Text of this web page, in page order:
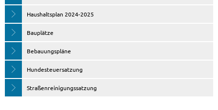
Haushaltsplan 2024-2025
Bauplätze
Bebauungspläne
Hundesteuersatzung
Straßenreinigungssatzung